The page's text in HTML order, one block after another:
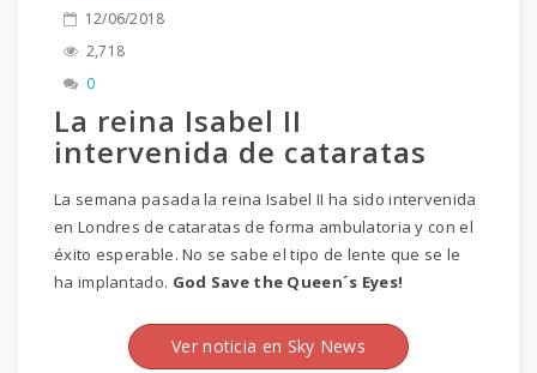
12/06/2018
2,718
0
La reina Isabel II
intervenida de cataratas
La semana pasada la reina Isabel II ha sido intervenida
en Londres de cataratas de forma ambulatoria y con el
éxito esperable. No se sabe el tipo de lente que se le
ha implantado. God Save the Queen´s Eyes!
Ver noticia en Sky News